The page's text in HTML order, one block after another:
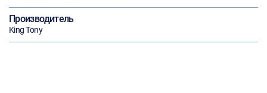
Производитель
King Tony